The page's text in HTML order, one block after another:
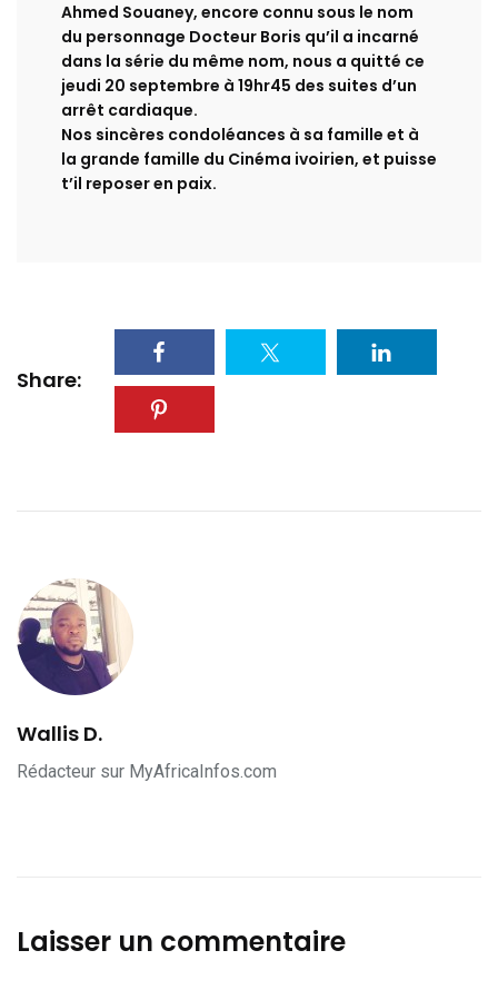
Ahmed Souaney, encore connu sous le nom
du personnage Docteur Boris qu’il a incarné
dans la série du même nom, nous a quitté ce
jeudi 20 septembre à 19hr45 des suites d’un
arrêt cardiaque.
Nos sincères condoléances à sa famille et à
la grande famille du Cinéma ivoirien, et puisse
t’il reposer en paix.
Share:
Wallis D.
Rédacteur sur MyAfricaInfos.com
Laisser un commentaire